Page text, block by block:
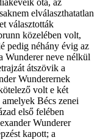
óta, az
elválaszthatatlan
választották
közelében volt,
pedig néhány évig az
Wunderer neve nélkül
átszövik a
Wunderernek
volt e két
Bécs zenei
első felében
Wunderer
kapott; a